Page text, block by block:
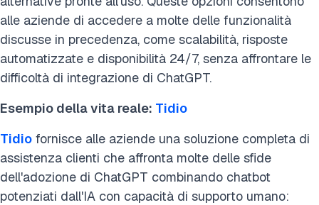
alle aziende di accedere a molte delle funzionalità
discusse in precedenza, come scalabilità, risposte
automatizzate e disponibilità 24/7, senza affrontare le
difficoltà di integrazione di ChatGPT.
Esempio della vita reale: Tidio
Tidio fornisce alle aziende una soluzione completa di
assistenza clienti che affronta molte delle sfide
dell'adozione di ChatGPT combinando chatbot
potenziati dall'IA con capacità di supporto umano: